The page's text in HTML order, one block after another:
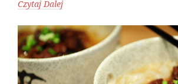
Czytaj Dalej